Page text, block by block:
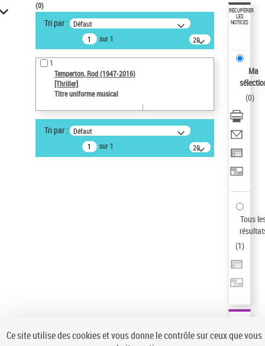
VOTRE RECHERCHE
Recherche avancée dans les
notices d’autorité
Œuvres liées à l'auteur :
Temperton, Rod (1947-2016)
Auteur d’œuvre
Statut de la notice d’autorité
Notice élémentaire
Type de notice d'autorité
(0)
Tri par : Défaut
sur 1
20
résultats/page
1
Temperton, Rod (1947-2016)
[Thriller]
Titre uniforme musical
Tri par : Défaut
sur 1
20
résultats/page
RÉCUPÉRER
LES
NOTICES
Ma
(0)
Tous
(1)
Ce site utilise des cookies et vous donne le contrôle sur ceux que vous